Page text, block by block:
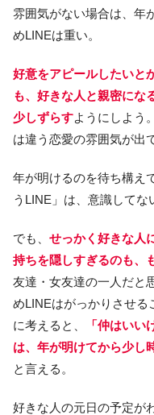
雰囲気がない場合は、年
めLINEは重い。
好意をアピールしたいと
も、好きな人と親密にな
少しずらすようにしよう
は違う恋愛の雰囲気が出
年が明けるのを待ち構え
うLINE」は、意識してな
でも、 せっかく好きな人
持ちを隠しすぎるのも、
友達・女友達の一人だと
めLINEはがっかりさせる
に考えると、
「仲はい
は、 年が明けてから少し
と言える。
好きな人の元日の予定が